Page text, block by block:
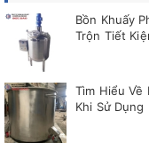
Bồn Khuấy
Trộn Tiết
Tìm Hiểu Về
Khi Sử Dụng